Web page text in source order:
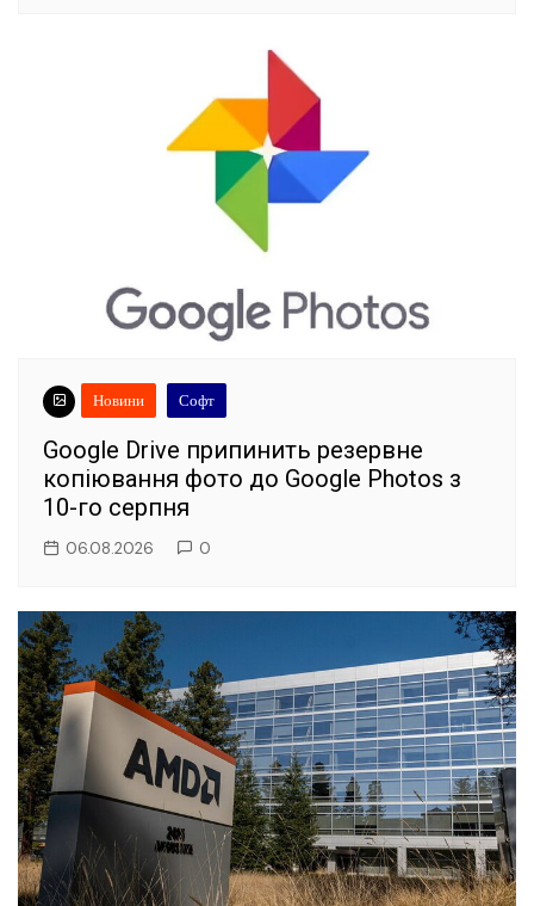
Новини Софт
Google Drive припинить резервне
копіювання фото до Google Photos з
10-го серпня
06.08.2026 0